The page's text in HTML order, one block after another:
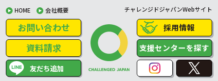
HOME 会社概要 チャレンジドジャパンWebサイト
お問い合わせ
資料請求
友だち追加
採用情報
支援センターを探す